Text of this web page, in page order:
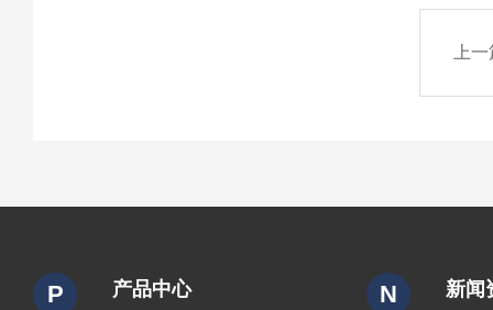
上
P 产品中心 N 新闻